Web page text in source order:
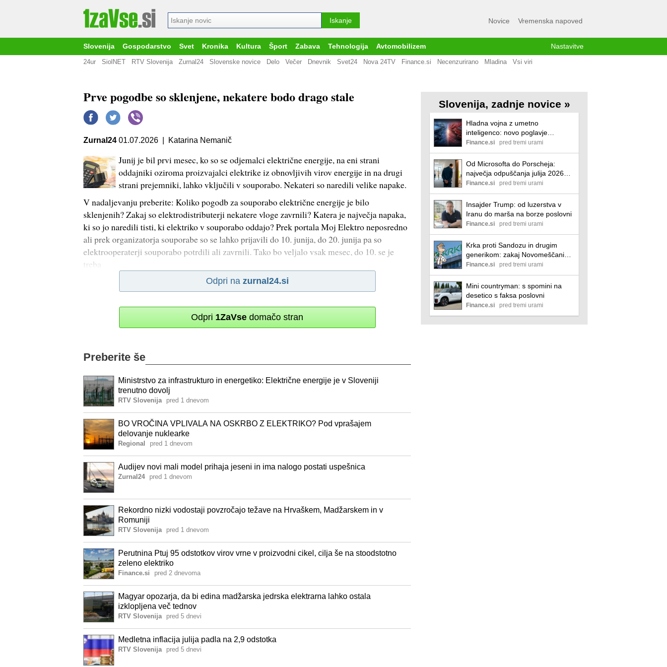
Novice Vremenska napoved
Slovenija Gospodarstvo Svet Kronika Kultura Šport Zabava Tehnologija Avtomobilizem Nastavitve
24ur SiolNET RTV Slovenija Zurnal24 Slovenske novice Delo Večer Dnevnik Svet24 Nova 24TV Finance.si Necenzurirano Mladina Vsi viri
Prve pogodbe so sklenjene, nekatere bodo drago stale
Zurnal24 01.07.2026 | Katarina Nemanič
Junij je bil prvi mesec, ko so se odjemalci električne energije, na eni strani
oddajniki oziroma proizvajalci elektrike iz obnovljivih virov energije in na drugi
strani prejemniki, lahko vključili v souporabo. Nekateri so naredili velike napake.
V nadaljevanju preberite: Koliko pogodb za souporabo električne energije je bilo
sklenjenih? Zakaj so elektrodistributerji nekatere vloge zavrnili? Katera je največja napaka,
ki so jo naredili tisti, ki elektriko v souporabo oddajo? Prek portala Moj Elektro neposredno
ali prek organizatorja souporabe so se lahko prijavili do 10. junija, do 20. junija pa so
elektrooperaterji souporabo potrdili ali zavrnili. Tako bo veljalo vsak mesec, do 10. se je
treba
Odpri na zurnal24.si
Odpri 1ZaVse domačo stran
Preberite še
Ministrstvo za infrastrukturo in energetiko: Električne energije je v Sloveniji
trenutno dovolj
RTV Slovenija pred 1 dnevom
BO VROČINA VPLIVALA NA OSKRBO Z ELEKTRIKO? Pod vprašajem
delovanje nuklearke
Regional pred 1 dnevom
Audijev novi mali model prihaja jeseni in ima nalogo postati uspešnica
Zurnal24 pred 1 dnevom
Rekordno nizki vodostaji povzročajo težave na Hrvaškem, Madžarskem in v
Romuniji
RTV Slovenija pred 1 dnevom
Perutnina Ptuj 95 odstotkov virov vrne v proizvodni cikel, cilja še na stoodstotno
zeleno elektriko
Finance.si pred 2 dnevoma
Magyar opozarja, da bi edina madžarska jedrska elektrarna lahko ostala
izklopljena več tednov
RTV Slovenija pred 5 dnevi
Medletna inflacija julija padla na 2,9 odstotka
RTV Slovenija pred 5 dnevi
Slovenija, zadnje novice »
Hladna vojna z umetno
inteligenco: novo poglavje
tekmovanja velikih sil?
Finance.si pred tremi urami
Od Microsofta do Porscheja:
največja odpuščanja julija 2026
poslovni
Finance.si pred tremi urami
Insajder Trump: od luzerstva v
Iranu do marša na borze poslovni
Finance.si pred tremi urami
Krka proti Sandozu in drugim
generikom: zakaj Novomeščani
služijo več poslovni
Finance.si pred tremi urami
Mini countryman: s spomini na
desetico s faksa poslovni
Finance.si pred tremi urami